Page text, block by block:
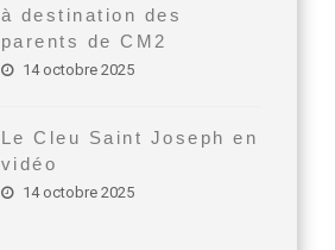
à destination des
parents de CM2
14 octobre 2025
Le Cleu Saint Joseph en
vidéo
14 octobre 2025